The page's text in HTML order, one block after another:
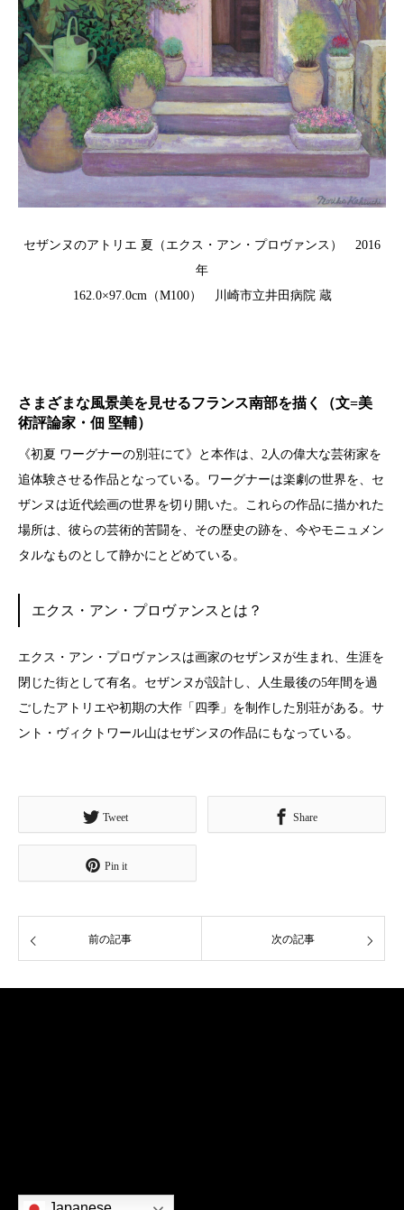
セザンヌのアトリエ 夏（エクス・アン・プロヴァンス） 2016
年
162.0×97.0cm（M100） 川崎市立井田病院 蔵
さまざまな風景美を見せるフランス南部を描く（文=美
術評論家・佃 堅輔）
《初夏 ワーグナーの別荘にて》と本作は、2人の偉大な芸術家を
追体験させる作品となっている。ワーグナーは楽劇の世界を、セ
ザンヌは近代絵画の世界を切り開いた。これらの作品に描かれた
場所は、彼らの芸術的苦闘を、その歴史の跡を、今やモニュメン
タルなものとして静かにとどめている。
エクス・アン・プロヴァンスとは？
エクス・アン・プロヴァンスは画家のセザンヌが生まれ、生涯を
閉じた街として有名。セザンヌが設計し、人生最後の5年間を過
ごしたアトリエや初期の大作「四季」を制作した別荘がある。サ
ント・ヴィクトワール山はセザンヌの作品にもなっている。
Tweet Share
Pin it
前の記事 次の記事